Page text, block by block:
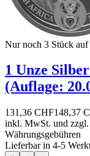
Nur noch 3 Stück
1 Unze
(Auflage:
131,36 CHF148,37
inkl. MwSt. und zzgl.
Währungsgebühren
Lieferbar in 4-5